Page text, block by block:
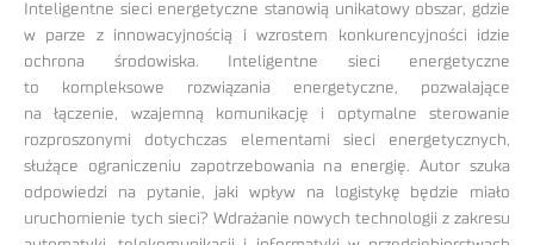
Inteligentne sieci energetyczne stanowią unikatowy obszar, gdzie
w parze z innowacyjnością i wzrostem konkurencyjności idzie
ochrona środowiska. Inteligentne sieci energetyczne
to kompleksowe rozwiązania energetyczne, pozwalające
na łączenie, wzajemną komunikację i optymalne sterowanie
rozproszonymi dotychczas elementami sieci energetycznych,
służące ograniczeniu zapotrzebowania na energię. Autor szuka
odpowiedzi na pytanie, jaki wpływ na logistykę będzie miało
uruchomienie tych sieci? Wdrażanie nowych technologii z zakresu